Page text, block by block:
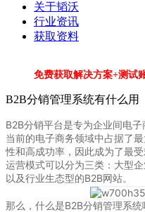
关于韬沃
行业资讯
获取资料
免费获取解决方案+测试
B2B分销管理系统有什么用
B2B分销平台是专为企业间电
当前的电子商务领域中占据了
性和高成功率，因此成为了最
运营模式可以分为三类：大型
以及行业生态型的B2B网站。
那么，什么是B2B分销管理系统